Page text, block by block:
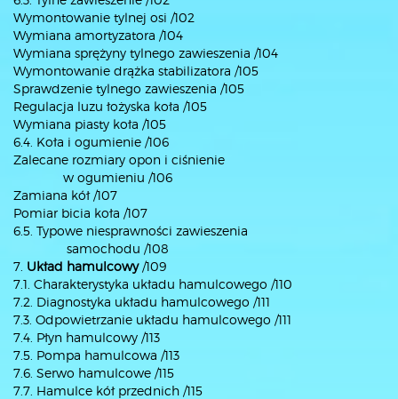
Wymontowanie tylnej osi /102
Wymiana amortyzatora /104
Wymiana sprężyny tylnego zawieszenia /104
Wymontowanie drążka stabilizatora /105
Sprawdzenie tylnego zawieszenia /105
Regulacja luzu łożyska koła /105
Wymiana piasty koła /105
6.4. Koła i ogumienie /106
Zalecane rozmiary opon i ciśnienie
w ogumieniu /106
Zamiana kół /107
Pomiar bicia koła /107
6.5. Typowe niesprawności zawieszenia
samochodu /108
7. Układ hamulcowy/109
7.1. Charakterystyka układu hamulcowego /110
7.2. Diagnostyka układu hamulcowego /111
7.3. Odpowietrzanie układu hamulcowego /111
7.4. Płyn hamulcowy /113
7.5. Pompa hamulcowa /113
7.6. Serwo hamulcowe /115
7.7. Hamulce kół przednich /115